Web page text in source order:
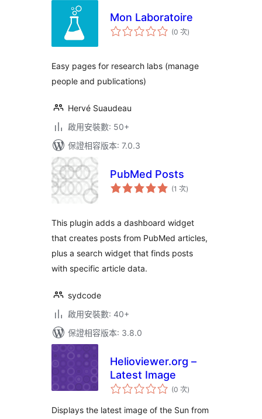
Mon Laboratoire
(0 次評
分)
Easy pages for research labs (manage
people and publications)
Hervé Suaudeau
啟用安裝數: 50+
保證相容版本: 7.0.3
PubMed Posts
(1 次評
分)
This plugin adds a dashboard widget
that creates posts from PubMed articles,
plus a search widget that finds posts
with specific article data.
sydcode
啟用安裝數: 40+
保證相容版本: 3.8.0
Helioviewer.org –
Latest Image
(0 次評
分
數
)
Displays the latest image of the Sun from